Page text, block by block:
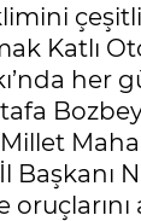
Katlı
Millet